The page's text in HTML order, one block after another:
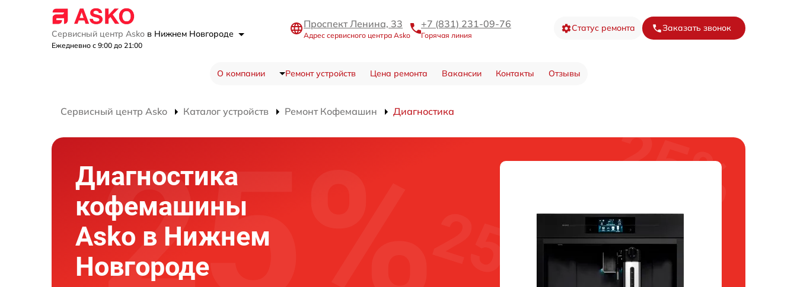
Сервисный центр Asko в Нижнем Новгороде
Ежедневно с 9:00 до 21:00
Проспект Ленина, 33
Адрес сервисного центра Asko
+7 (831) 231-09-76
Горячая линия
Статус ремонта Заказать звонок
О компании Ремонт устройств Цена ремонта Вакансии Контакты Отзывы
Сервисный центр Asko Каталог устройств Ремонт Кофемашин Диагностика
Диагностика
кофемашины
Asko в Нижнем
Новгороде